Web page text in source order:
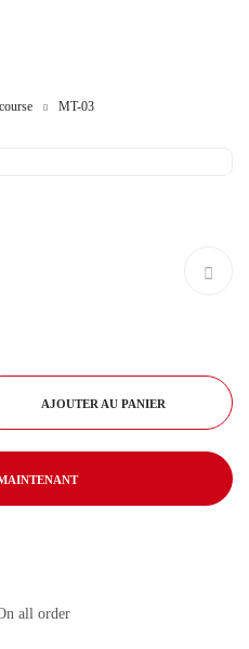
MT-03
AJOUTER AU PANIER
all order